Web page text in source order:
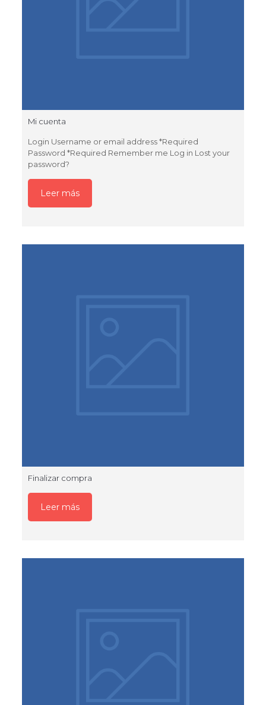
Mi cuenta
Login Username or email address *Required
Password *Required Remember me Log in Lost your
password?
Leer más
Finalizar compra
Leer más